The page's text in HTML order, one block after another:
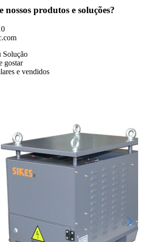
nossos produtos e soluções?
Solução
gostar
e vendidos